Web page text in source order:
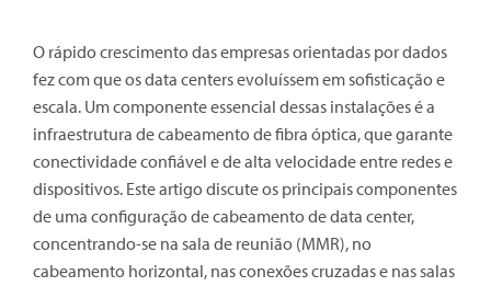
O rápido crescimento das empresas orientadas por dados
fez com que os data centers evoluíssem em sofisticação e
escala. Um componente essencial dessas instalações é a
infraestrutura de cabeamento de fibra óptica, que garante
conectividade confiável e de alta velocidade entre redes e
dispositivos. Este artigo discute os principais componentes
de uma configuração de cabeamento de data center,
concentrando-se na sala de reunião (MMR), no
cabeamento horizontal, nas conexões cruzadas e nas salas